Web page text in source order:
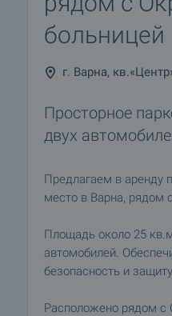
больницей
г. Варна,
Просторное
двух
Предлагаем в аренду
место в Варна, рядом
Площадь около 25
автомобилей.
безопасность и
Расположено рядом с